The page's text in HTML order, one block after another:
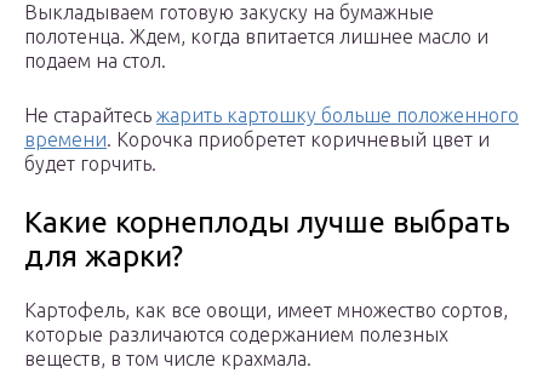
Выкладываем готовую закуску на бумажные
полотенца. Ждем, когда впитается лишнее масло и
подаем на стол.
Не старайтесь жарить картошку больше положенного
времени. Корочка приобретет коричневый цвет и
будет горчить.
Какие корнеплоды лучше выбрать
для жарки?
Картофель, как все овощи, имеет множество сортов,
которые различаются содержанием полезных
веществ, в том числе крахмала.